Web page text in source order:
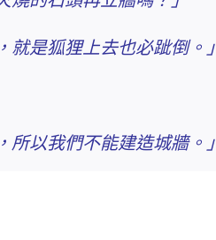
是狐狸上去也必跐倒。」
以我們不能建造城牆。」